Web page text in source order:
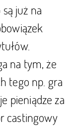
już na
na tym, że
tego np. gra
pieniądze za
castingowy